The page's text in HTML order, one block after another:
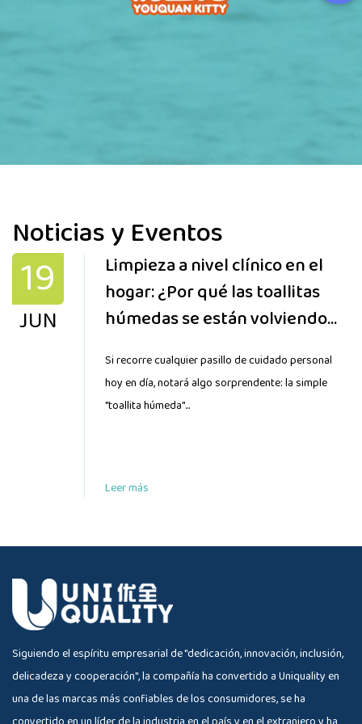
Noticias y Eventos
19
JUN
Limpieza a nivel clínico en el
hogar: ¿Por qué las toallitas
húmedas se están volviendo
Si recorre cualquier pasillo de cuidado personal
hoy en día, notará algo sorprendente: la simple
"toallita húmeda"...
Leer más
Siguiendo el espíritu empresarial de "dedicación, innovación, inclusión,
delicadeza y cooperación", la compañía ha convertido a Uniquality en
una de las marcas más confiables de los consumidores, se ha